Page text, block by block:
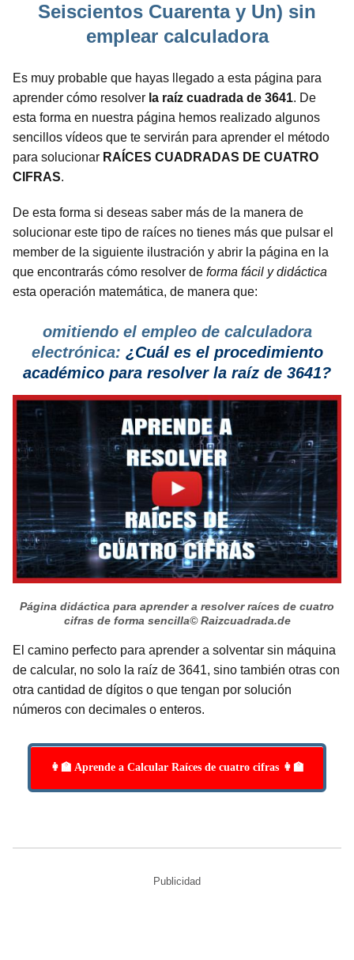
Seiscientos Cuarenta y Un) sin
emplear calculadora
Es muy probable que hayas llegado a esta página para
aprender cómo resolver la raíz cuadrada de 3641. De
esta forma en nuestra página hemos realizado algunos
sencillos vídeos que te servirán para aprender el método
para solucionar RAÍCES CUADRADAS DE CUATRO
CIFRAS.
De esta forma si deseas saber más de la manera de
solucionar este tipo de raíces no tienes más que pulsar el
member de la siguiente ilustración y abrir la página en la
que encontrarás cómo resolver de forma fácil y didáctica
esta operación matemática, de manera que:
omitiendo el empleo de calculadora
electrónica: ¿Cuál es el procedimiento
académico para resolver la raíz de 3641?
Página didáctica para aprender a resolver raíces de cuatro
cifras de forma sencilla© Raizcuadrada.de
El camino perfecto para aprender a solventar sin máquina
de calcular, no solo la raíz de 3641, sino también otras con
otra cantidad de dígitos o que tengan por solución
números con decimales o enteros.
👩‍🏫 Aprende a Calcular Raíces de cuatro cifras 👩‍🏫
Publicidad